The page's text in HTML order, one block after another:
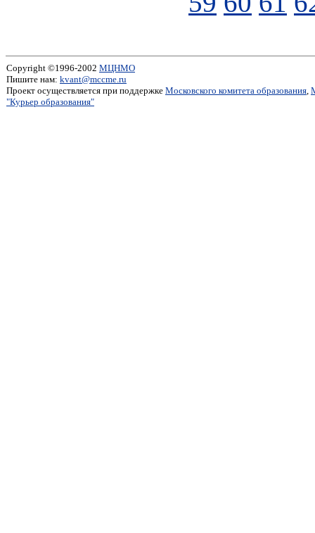
Copyright ©1996-2002 МЦНМО
Пишите нам: kvant@mccme.ru
Проект осуществляется при поддержке Московского комитета образования,
"Курьер образования"